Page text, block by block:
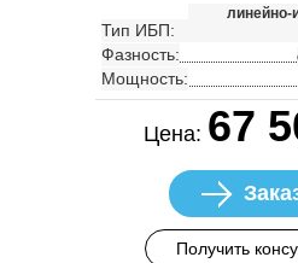
Тип ИБП:
линейно-
Фазность:
Мощность:
Цена: 67
Получить